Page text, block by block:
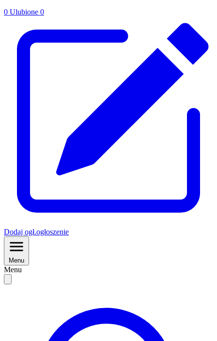
0 Ulubione 0
Dodaj ogł.ogłoszenie
Menu
Menu